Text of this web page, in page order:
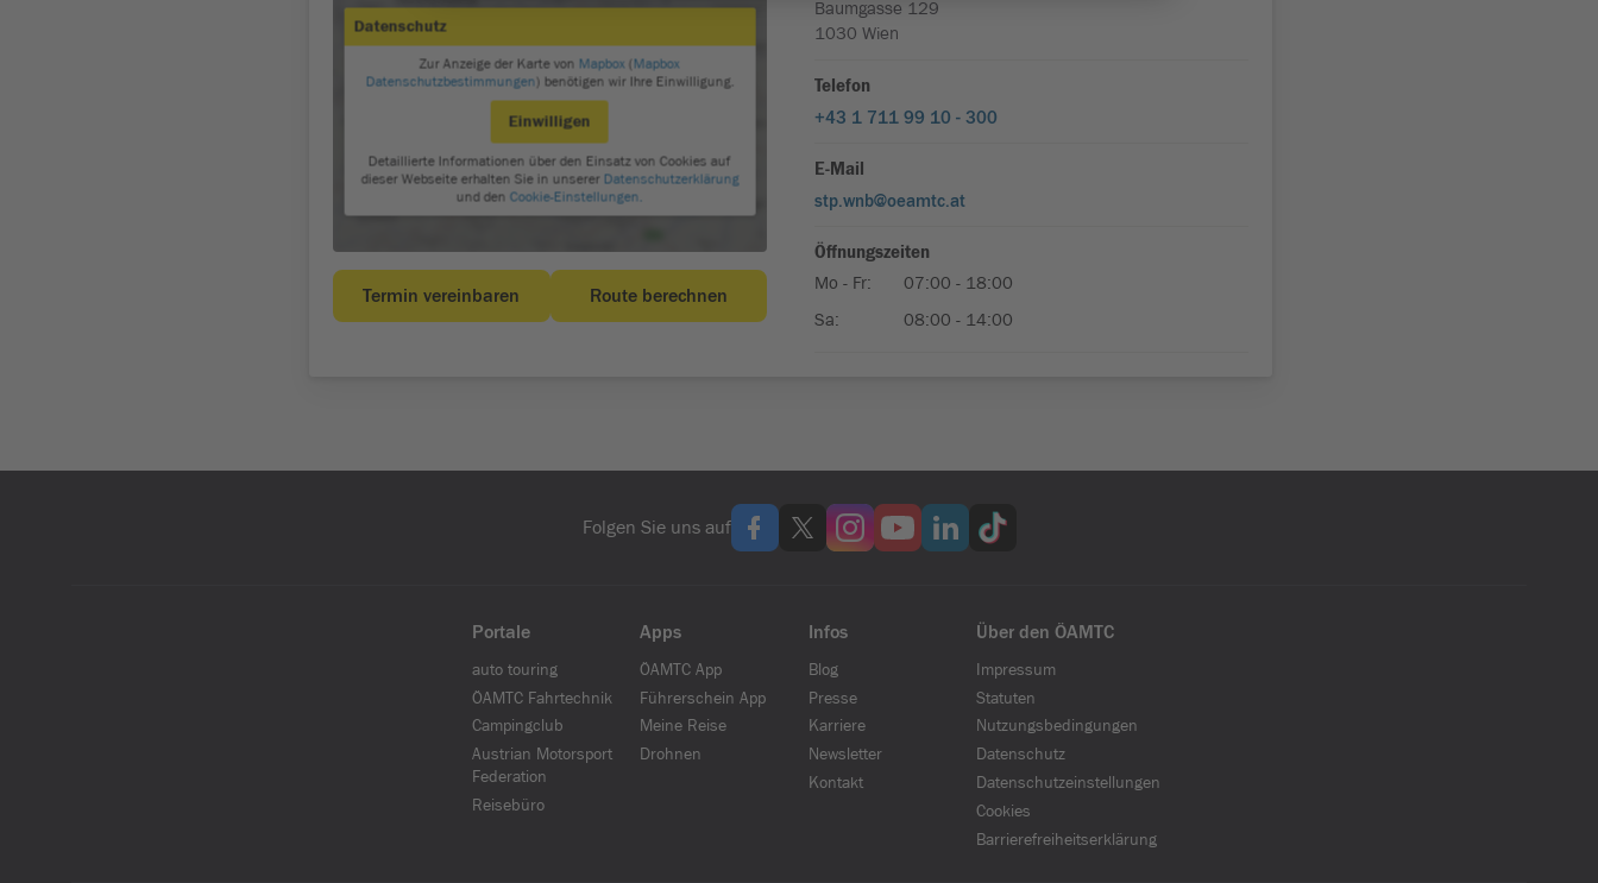
Folgen Sie uns auf
Portale
auto touring
ÖAMTC Fahrtechnik
Campingclub
Austrian Motorsport
Federation
Reisebüro
Apps
ÖAMTC App
Führerschein App
Meine Reise
Drohnen
Infos
Blog
Presse
Karriere
Newsletter
Kontakt
Über den ÖAMTC
Impressum
Statuten
Nutzungsbedingungen
Datenschutz
Datenschutzeinstellungen
Cookies
Barrierefreiheitserklärung